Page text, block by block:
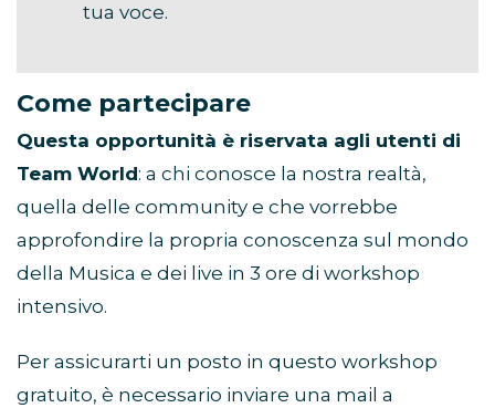
tua voce.
Come partecipare
Questa opportunità è riservata agli utenti di
Team World: a chi conosce la nostra realtà,
quella delle community e che vorrebbe
approfondire la propria conoscenza sul mondo
della Musica e dei live in 3 ore di workshop
intensivo.
Per assicurarti un posto in questo workshop
gratuito, è necessario inviare una mail a